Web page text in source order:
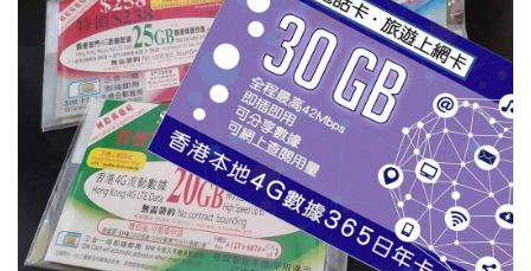
生成式AI與雲端應用
Enterprise Digital Transformation
特集